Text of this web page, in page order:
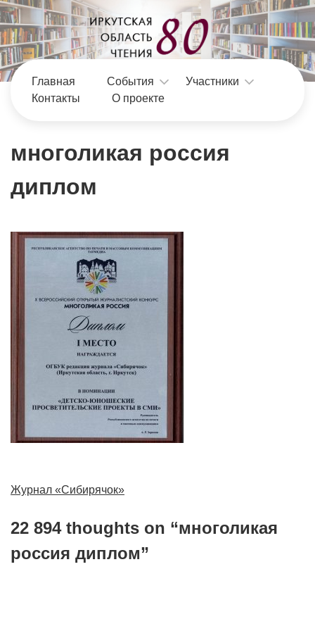
Главная События
Участники
Контакты
О проекте
многоликая россия
диплом
Навигация
по
Журнал «Сибирячок»
22 894 thoughts on “многоликая
россия диплом”